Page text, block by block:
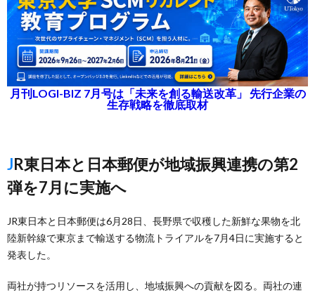
月刊LOGI-BIZ 7月号は「未来を創る輸送改革」 先行企業の
生存戦略を徹底取材
JR東日本と日本郵便が地域振興連携の第2
弾を7月に実施へ
JR東日本と日本郵便は6月28日、長野県で収穫した新鮮な果物を北
陸新幹線で東京まで輸送する物流トライアルを7月4日に実施すると
発表した。
両社が持つリソースを活用し、地域振興への貢献を図る。両社の連